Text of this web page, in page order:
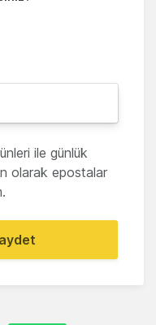
ile günlük
olarak epostalar